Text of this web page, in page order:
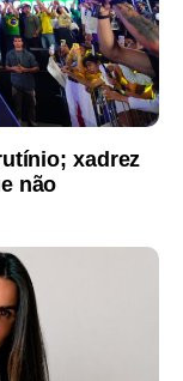
xadrez
não